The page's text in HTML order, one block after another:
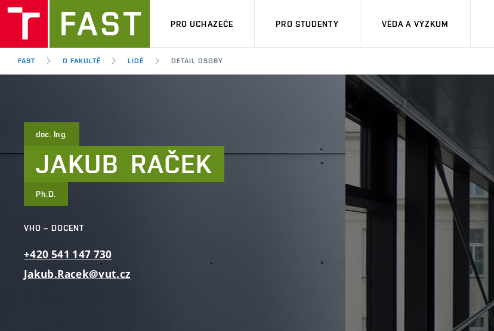
PRO UCHAZEČE PRO STUDENTY VĚDA A VÝZKUM
FAST O FAKULTĚ LIDÉ DETAIL OSOBY
doc. Ing.
JAKUB RAČEK
Ph.D.
VHO – DOCENT
+420 541 147 730
Jakub.Racek@vut.cz